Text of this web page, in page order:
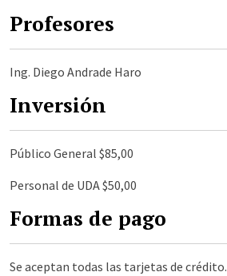
Profesores
Ing. Diego Andrade Haro
Inversión
Público General $85,00
Personal de UDA $50,00
Formas de pago
Se aceptan todas las tarjetas de crédito.